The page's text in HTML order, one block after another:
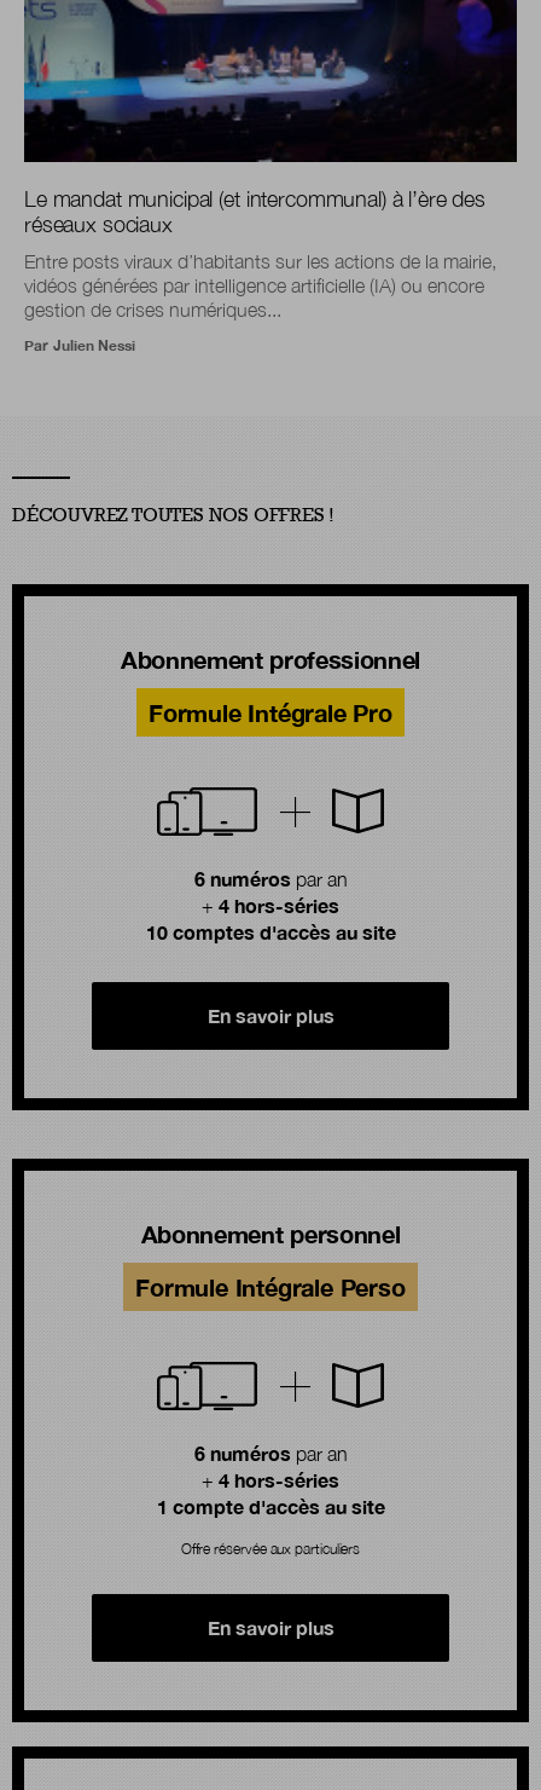
Le mandat municipal (et intercommunal) à l’ère des
réseaux sociaux
Entre posts viraux d’habitants sur les actions de la mairie,
vidéos générées par intelligence artificielle (IA) ou encore
gestion de crises numériques...
Par Julien Nessi
DÉCOUVREZ TOUTES NOS OFFRES !
Abonnement professionnel
Formule Intégrale Pro
6 numéros par an
+ 4 hors-séries
10 comptes d'accès au site
En savoir plus
Abonnement personnel
Formule Intégrale Perso
6 numérospar an
+ 4 hors-séries
1 compte d'accès au site
Offre réservée aux particuliers
En savoir plus